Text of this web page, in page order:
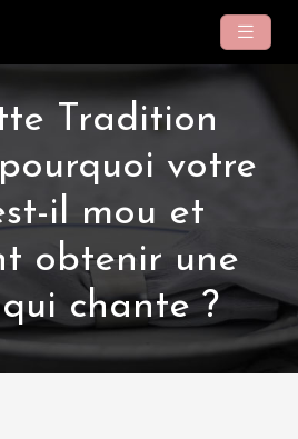
Tradition
votre
il mou et
obtenir une
chante ?